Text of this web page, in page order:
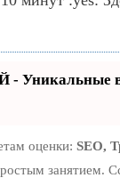
Уникальные
оценки: SEO,
занятием.